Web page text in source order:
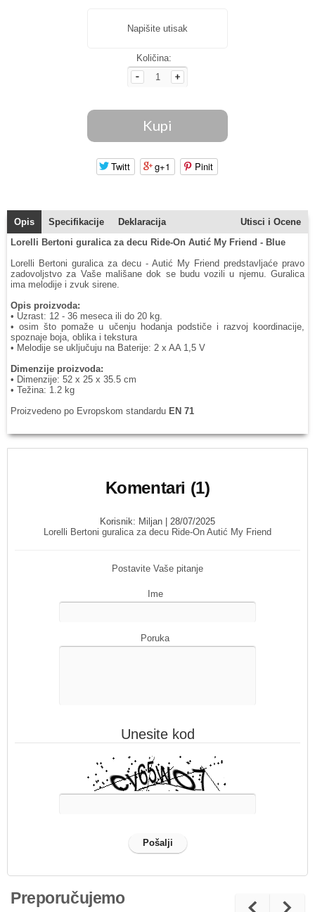
Napišite utisak
Količina:
Twitt g+1 Pinit
Opis Specifikacije Deklaracija
Utisci i Ocene
Lorelli Bertoni guralica za decu Ride-On Autić My Friend - Blue
Lorelli Bertoni guralica za decu - Autić My Friend predstavljaće pravo
zadovoljstvo za Vaše mališane dok se budu vozili u njemu. Guralica
ima melodije i zvuk sirene.
Opis proizvoda:
• Uzrast: 12 - 36 meseca ili do 20 kg.
• osim što pomaže u učenju hodanja podstiče i razvoj koordinacije,
spoznaje boja, oblika i tekstura
• Melodije se uključuju na Baterije: 2 x AA 1,5 V
Dimenzije proizvoda:
• Dimenzije: 52 x 25 x 35.5 cm
• Težina: 1.2 kg
Proizvedeno po Evropskom standardu EN 71
Komentari (1)
Korisnik: Miljan | 28/07/2025
Lorelli Bertoni guralica za decu Ride-On Autić My Friend
Postavite Vaše pitanje
Ime
Poruka
Unesite kod
Preporučujemo